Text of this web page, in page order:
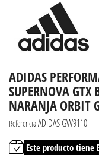
ADIDAS
SUPERNOVA GTX
NARANJA ORBIT
ReferenciaADIDAS GW9110
Este producto tiene